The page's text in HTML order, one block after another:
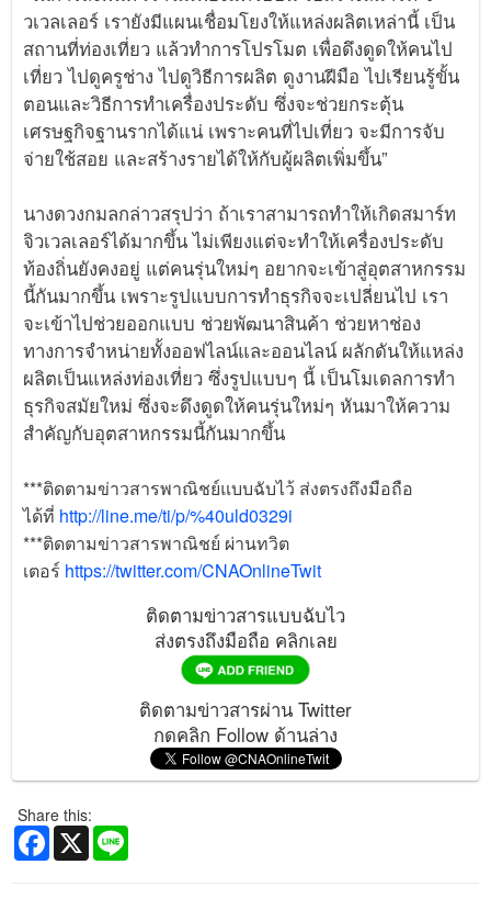
วเวลเลอร์ เรายังมีแผนเชื่อมโยงให้แหล่งผลิตเหล่านี้ เป็น
สถานที่ท่องเที่ยว แล้วทำการโปรโมต เพื่อดึงดูดให้คนไป
เที่ยว ไปดูครูช่าง ไปดูวิธีการผลิต ดูงานฝีมือ ไปเรียนรู้ขั้น
ตอนและวิธีการทำเครื่องประดับ ซึ่งจะช่วยกระตุ้น
เศรษฐกิจฐานรากได้แน่ เพราะคนที่ไปเที่ยว จะมีการจับ
จ่ายใช้สอย และสร้างรายได้ให้กับผู้ผลิตเพิ่มขึ้น”
นางดวงกมลกล่าวสรุปว่า ถ้าเราสามารถทำให้เกิดสมาร์ท
จิวเวลเลอร์ได้มากขึ้น ไม่เพียงแต่จะทำให้เครื่องประดับ
ท้องถิ่นยังคงอยู่ แต่คนรุ่นใหม่ๆ อยากจะเข้าสู่อุตสาหกรรม
นี้กันมากขึ้น เพราะรูปแบบการทำธุรกิจจะเปลี่ยนไป เรา
จะเข้าไปช่วยออกแบบ ช่วยพัฒนาสินค้า ช่วยหาช่อง
ทางการจำหน่ายทั้งออฟไลน์และออนไลน์ ผลักดันให้แหล่ง
ผลิตเป็นแหล่งท่องเที่ยว ซึ่งรูปแบบๆ นี้ เป็นโมเดลการทำ
ธุรกิจสมัยใหม่ ซึ่งจะดึงดูดให้คนรุ่นใหม่ๆ หันมาให้ความ
สำคัญกับอุตสาหกรรมนี้กันมากขึ้น
***ติดตามข่าวสารพาณิชย์แบบฉับไว้ ส่งตรงถึงมือถือ
ได้ที่ http://line.me/ti/p/%40uld0329i
***ติดตามข่าวสารพาณิชย์ ผ่านทวิต
เตอร์ https://twitter.com/CNAOnlineTwit
ติดตามข่าวสารแบบฉับไว
ส่งตรงถึงมือถือ คลิกเลย
ติดตามข่าวสารผ่าน Twitter
กดคลิก Follow ด้านล่าง
Share this:
Facebook
X